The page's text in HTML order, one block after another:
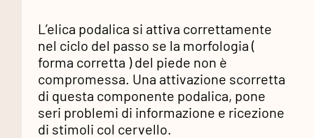
L’elica podalica si attiva correttamente
nel ciclo del passo se la morfologia (
forma corretta ) del piede non è
compromessa. Una attivazione scorretta
di questa componente podalica, pone
seri problemi di informazione e ricezione
di stimoli col cervello.